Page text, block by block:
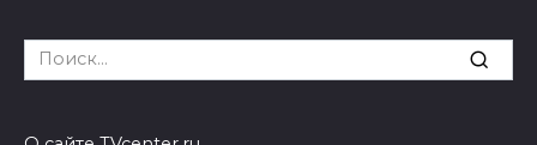
Search
for: